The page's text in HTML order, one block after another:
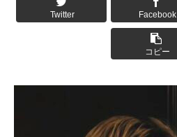
Twitter Facebook
コピー